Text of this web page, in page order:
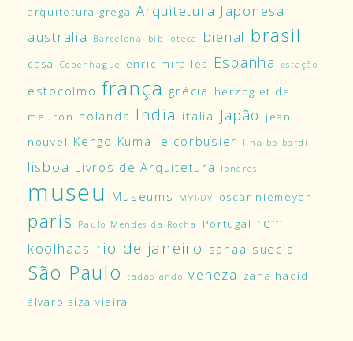
arquitetura grega Arquitetura Japonesa
australia
Barcelona biblioteca bienal brasil
casa Copenhague enric miralles Espanha estação
estocolmo frança grécia
herzog et de
meuron holanda India italia Japão
jean
nouvel Kengo Kuma le corbusier lina bo bardi
lisboa Livros de Arquitetura londres
museu Museums MVRDV oscar niemeyer
paris Paulo Mendes da Rocha Portugal rem
koolhaas rio de janeiro sanaa suecia
São Paulo tadao ando veneza
zaha hadid
álvaro siza vieira